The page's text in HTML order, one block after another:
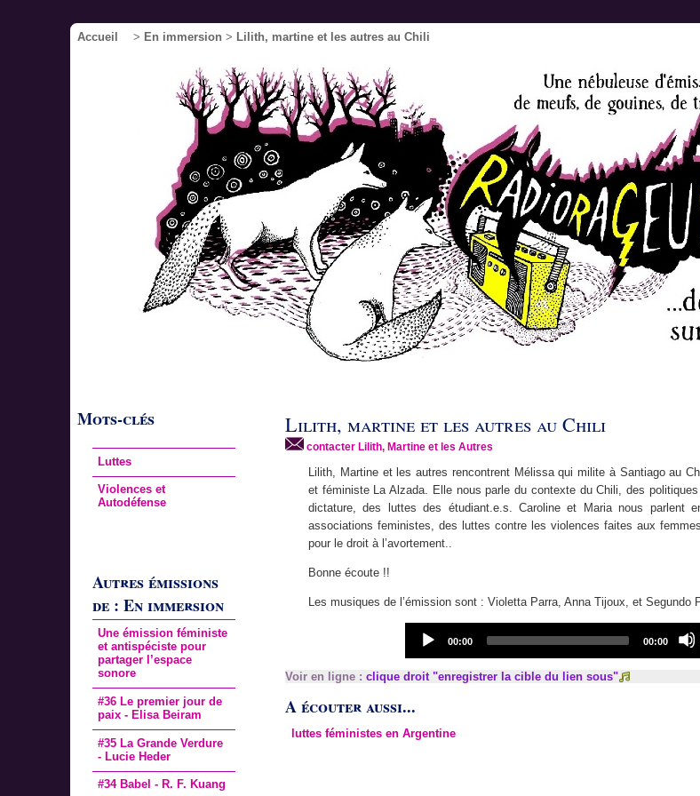
Accueil > En immersion > Lilith, martine et les autres au Chili
Mots-clés
Luttes
Violences et
Autodéfense
Autres émissions
de : En immersion
Une émission féministe
et antispéciste pour
partager l’espace
sonore
#36 Le premier jour de
paix - Elisa Beiram
#35 La Grande Verdure
- Lucie Heder
#34 Babel - R. F. Kuang
Lilith, martine et les autres au Chili
contacter Lilith, Martine et les Autres
Lilith, Martine et les autres rencontrent Mélissa qui milite à Santiago au
et féministe La Alzada. Elle nous parle du contexte du Chili, des
dictature, des luttes des étudiant.e.s. Caroline et Maria nous parlent
associations feministes, des luttes contre les violences faites aux
pour le droit à l’avortement..
Bonne écoute !!
Les musiques de l’émission sont : Violetta Parra, Anna Tijoux, et Segundo
Audio
Player
Current
00:00
Total
00:00
Voir en ligne : clique droit "enregistrer la cible du lien sous"
A écouter aussi...
luttes féministes en Argentine